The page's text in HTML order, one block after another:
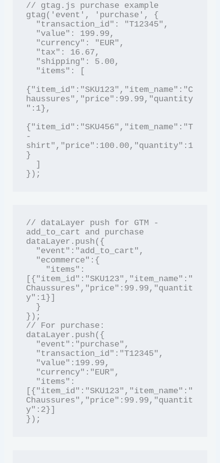
// gtag.js purchase example
gtag('event', 'purchase', {
{"item_id":"SKU123","item_name":"C
haussures","price":99.99,"quantity
":1},
{"item_id":"SKU456","item_name":"T
-
shirt","price":100.00,"quantity":1
}
// dataLayer push for GTM -
add_to_cart and purchase
dataLayer.push({
[{"item_id":"SKU123","item_name":"
Chaussures","price":99.99,"quantit
y":1}]
});
// For purchase:
dataLayer.push({
[{"item_id":"SKU123","item_name":"
Chaussures","price":99.99,"quantit
y":2}]